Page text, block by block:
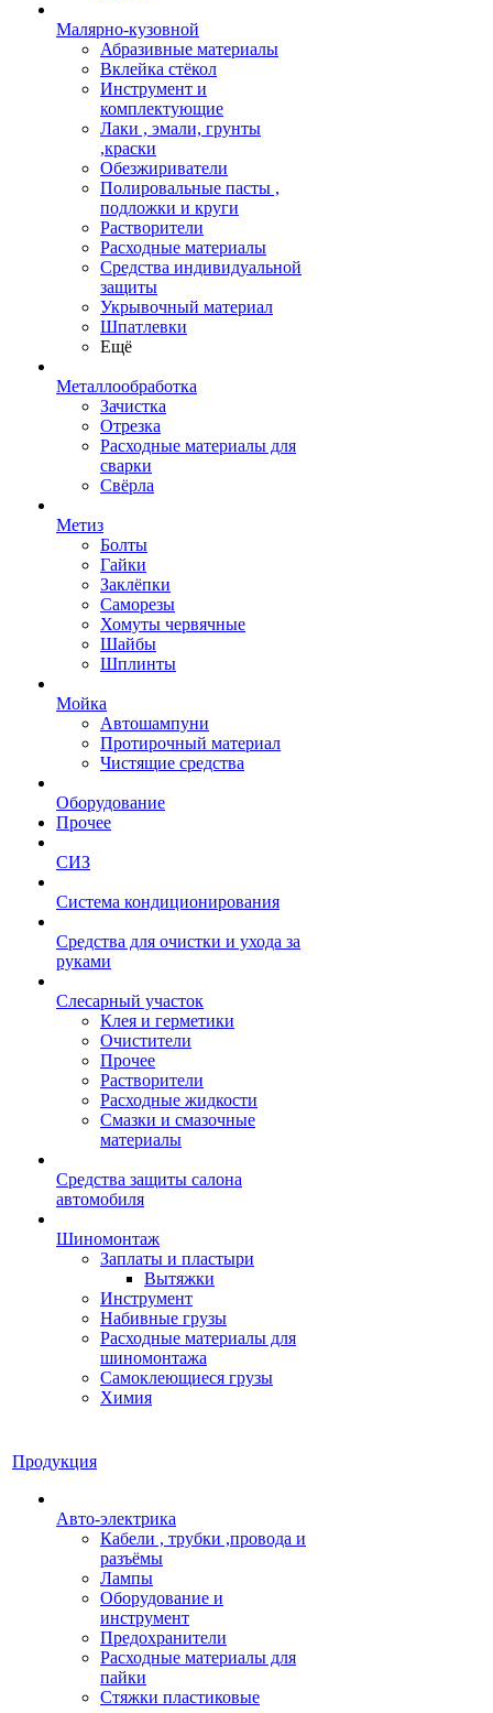
Малярно-кузовной
Абразивные материалы
Вклейка стёкол
Инструмент и
комплектующие
Лаки , эмали, грунты
,краски
Обезжириватели
Полировальные пасты ,
подложки и круги
Растворители
Расходные материалы
Средства индивидуальной
защиты
Укрывочный материал
Шпатлевки
Ещё
Металлообработка
Зачистка
Отрезка
Расходные материалы для
сварки
Свёрла
Метиз
Болты
Гайки
Заклёпки
Саморезы
Хомуты червячные
Шайбы
Шплинты
Мойка
Автошампуни
Протирочный материал
Чистящие средства
Оборудование
Прочее
СИЗ
Система кондиционирования
Средства для очистки и ухода за
руками
Слесарный участок
Клея и герметики
Очистители
Прочее
Растворители
Расходные жидкости
Смазки и смазочные
материалы
Средства защиты салона
автомобиля
Шиномонтаж
Заплаты и пластыри
Вытяжки
Инструмент
Набивные грузы
Расходные материалы для
шиномонтажа
Самоклеющиеся грузы
Химия
Продукция
Авто-электрика
Кабели , трубки ,провода и
разъёмы
Лампы
Оборудование и
инструмент
Предохранители
Расходные материалы для
пайки
Стяжки пластиковые